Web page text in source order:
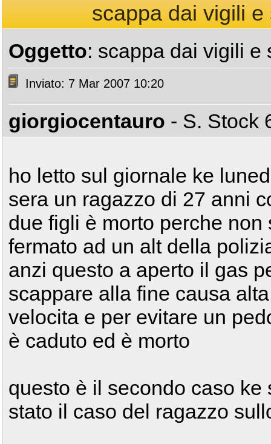
scappa dai vigili
Oggetto: scappa dai vigili e
Inviato: 7 Mar 2007 10:20
giorgiocentauro - S. Stock
ho letto sul giornale ke
sera un ragazzo di 27 anni
due figli è morto perche non
fermato ad un alt della
anzi questo a aperto il gas
scappare alla fine causa alta
velocita e per evitare un
è caduto ed è morto
questo è il secondo caso
stato il caso del ragazzo